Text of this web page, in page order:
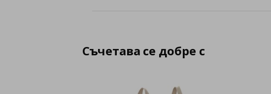
Съчетава се добре с